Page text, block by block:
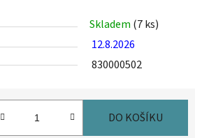
Skladem (7 ks)
12.8.2026
830000502
DO KOŠÍKU